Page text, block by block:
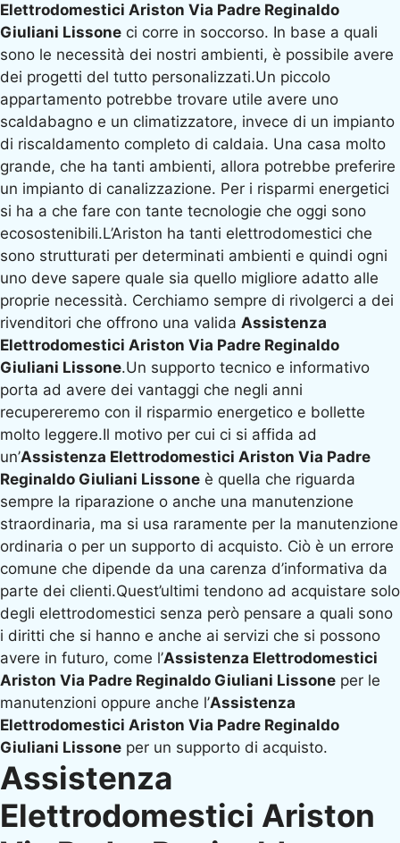
Elettrodomestici Ariston Via Padre Reginaldo
Giuliani Lissone ci corre in soccorso. In base a quali
sono le necessità dei nostri ambienti, è possibile avere
dei progetti del tutto personalizzati.Un piccolo
appartamento potrebbe trovare utile avere uno
scaldabagno e un climatizzatore, invece di un impianto
di riscaldamento completo di caldaia. Una casa molto
grande, che ha tanti ambienti, allora potrebbe preferire
un impianto di canalizzazione. Per i risparmi energetici
si ha a che fare con tante tecnologie che oggi sono
ecosostenibili.L’Ariston ha tanti elettrodomestici che
sono strutturati per determinati ambienti e quindi ogni
uno deve sapere quale sia quello migliore adatto alle
proprie necessità. Cerchiamo sempre di rivolgerci a dei
rivenditori che offrono una valida Assistenza
Elettrodomestici Ariston Via Padre Reginaldo
Giuliani Lissone.Un supporto tecnico e informativo
porta ad avere dei vantaggi che negli anni
recupereremo con il risparmio energetico e bollette
molto leggere.Il motivo per cui ci si affida ad
un’Assistenza Elettrodomestici Ariston Via Padre
Reginaldo Giuliani Lissone è quella che riguarda
sempre la riparazione o anche una manutenzione
straordinaria, ma si usa raramente per la manutenzione
ordinaria o per un supporto di acquisto. Ciò è un errore
comune che dipende da una carenza d’informativa da
parte dei clienti.Quest’ultimi tendono ad acquistare solo
degli elettrodomestici senza però pensare a quali sono
i diritti che si hanno e anche ai servizi che si possono
avere in futuro, come l’Assistenza Elettrodomestici
Ariston Via Padre Reginaldo Giuliani Lissone per le
manutenzioni oppure anche l’Assistenza
Elettrodomestici Ariston Via Padre Reginaldo
Giuliani Lissone per un supporto di acquisto.
Assistenza
Elettrodomestici Ariston